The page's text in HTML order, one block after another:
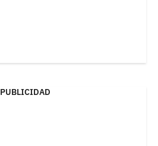
PUBLICIDAD